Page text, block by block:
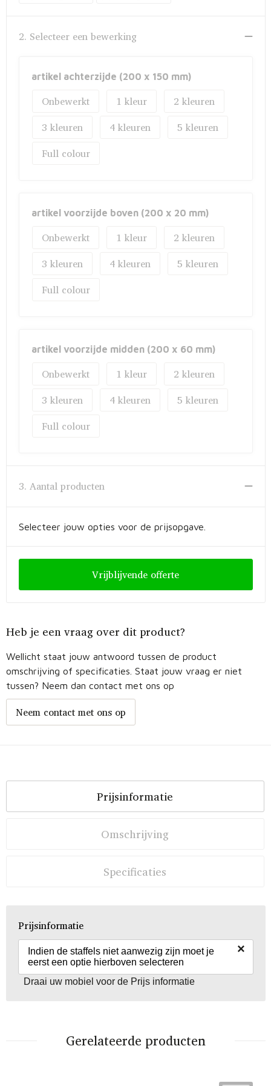
Opbergtassen
Waterbestendige tassen
Goodiebags
Aktetassen
Trolleys
2. Selecteer een bewerking
artikel achterzijde (200 x 150 mm)
Onbewerkt 1
2
3
4
5
Full colour
artikel voorzijde boven (200 x 20 mm)
Onbewerkt 1
2
3
4
5
Full colour
artikel voorzijde midden (200 x 60 mm)
Onbewerkt 1
2
3
4
5
Full colour
3. Aantal producten
Selecteer jouw opties voor de prijsopgave.
Vrijblijvende offerte
Heb je een vraag over dit product?
Wellicht staat jouw antwoord tussen de product
omschrijving of specificaties. Staat jouw vraag er niet
tussen? Neem dan contact met ons op
Neem contact met ons op
Prijsinformatie
Omschrijving
Specificaties
Prijsinformatie
Indien de staffels niet aanwezig zijn moet je
eerst een optie hierboven selecteren
×
Draai uw mobiel voor de Prijs informatie
Gerelateerde producten